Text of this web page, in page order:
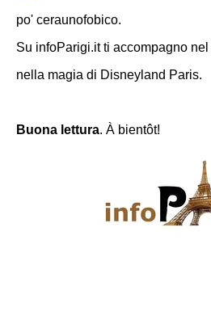
po' ceraunofobico.
Su infoParigi.it ti accompagno
nella magia di Disneyland Paris.
Buona lettura. À bientôt!